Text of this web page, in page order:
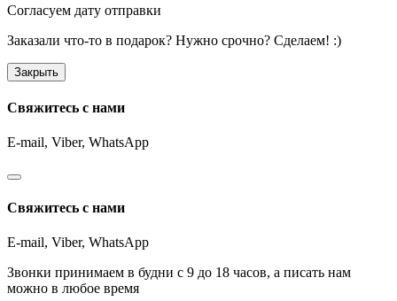
Согласуем дату отправки
Заказали что-то в подарок? Нужно срочно? Сделаем! :)
Закрыть
Свяжитесь с нами
E-mail, Viber, WhatsApp
Свяжитесь с нами
E-mail, Viber, WhatsApp
Звонки принимаем в будни с 9 до 18 часов, а писать нам
можно в любое время